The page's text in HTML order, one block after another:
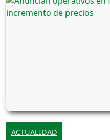
ACTUALIDAD